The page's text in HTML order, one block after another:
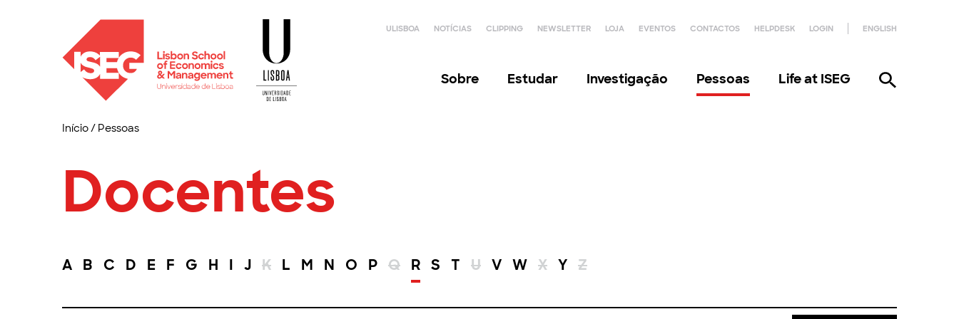
ULISBOA NOTÍCIAS CLIPPING NEWSLETTER LOJA EVENTOS CONTACTOS HELPDESK LOGIN ENGLISH
Sobre Estudar Investigação Pessoas Life at ISEG
Início/ Pessoas
Docentes
A B C D E F G H I J K L M N O P Q R S T U V W X Y Z